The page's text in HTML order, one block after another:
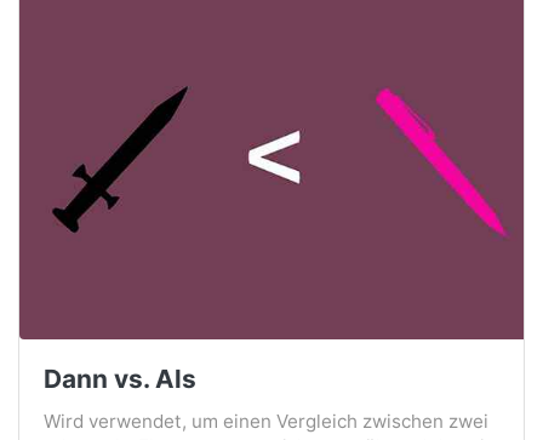
Dann vs. Als
Wird verwendet, um einen Vergleich zwischen zwei